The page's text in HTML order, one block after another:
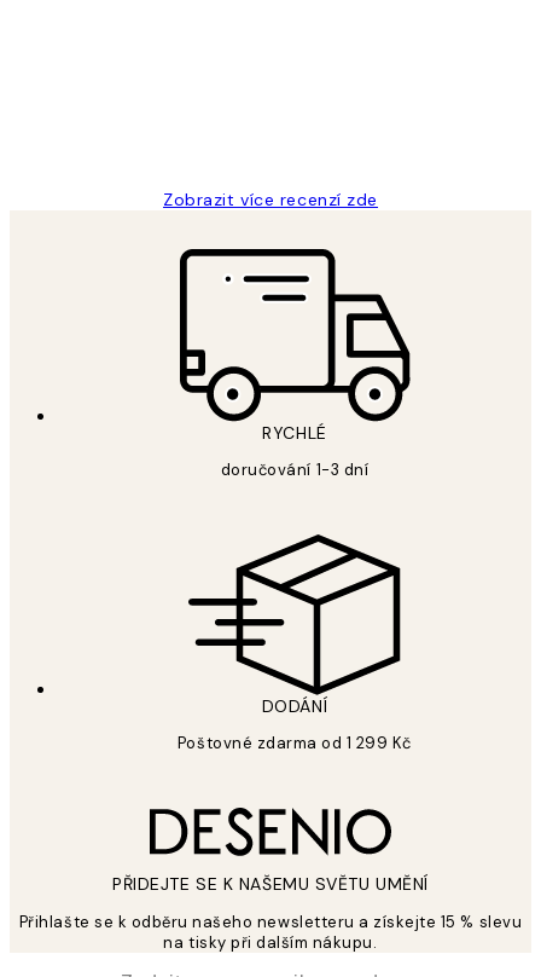
Zobrazit více recenzí zde
RYCHLÉ
doručování 1-3 dní
DODÁNÍ
Poštovné zdarma od 1 299 Kč
PŘIDEJTE SE K NAŠEMU SVĚTU UMĚNÍ
Přihlašte se k odběru našeho newsletteru a získejte 15 % slevu
na tisky při dalším nákupu.